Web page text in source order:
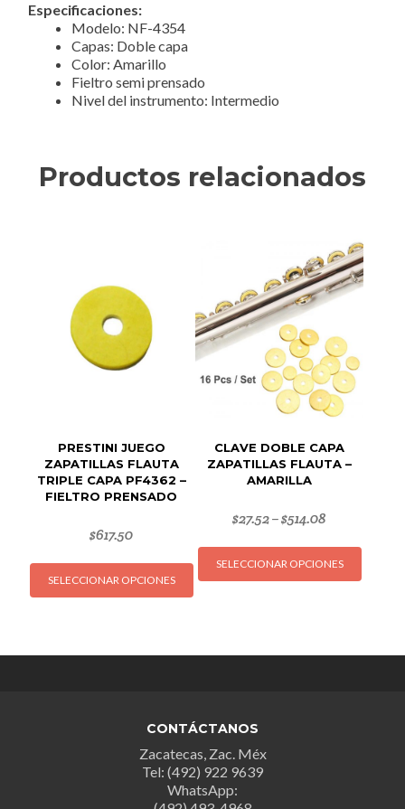
Especificaciones:
Modelo: NF-4354
Capas: Doble capa
Color: Amarillo
Fieltro semi prensado
Nivel del instrumento: Intermedio
Productos relacionados
PRESTINI JUEGO
ZAPATILLAS FLAUTA
TRIPLE CAPA PF4362 –
FIELTRO PRENSADO
$617.50
SELECCIONAR OPCIONES
Este
producto
pueden
elegir
en
la
CLAVE DOBLE CAPA
ZAPATILLAS FLAUTA –
AMARILLA
$27.52–$514.08
SELECCIONAR OPCIONES
Este
Las
CONTÁCTANOS
Zacatecas, Zac. Méx
Tel: (492) 922 9639
WhatsApp: